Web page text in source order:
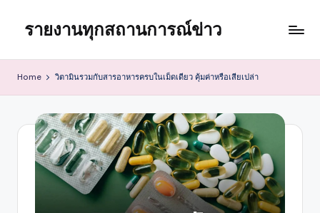
content
รายงานทุกสถานการณ์ข่าว
Home วิตามินรวมกับสารอาหารครบในเม็ดเดียว คุ้มค่าหรือเสียเปล่า